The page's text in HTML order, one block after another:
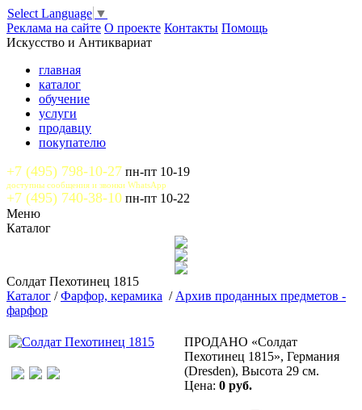
Select Language ▼
Реклама на сайте О проекте Контакты Помощь
Искусство и Антиквариат
главная
каталог
обучение
услуги
продавцу
покупателю
+7 (495) 798-10-27 пн-пт 10-19
доступны сообщения и звонки WhatsApp
+7 (495) 740-38-10 пн-пт 10-22
Меню
Каталог
Солдат Пехотинец 1815
Каталог /Фарфор, керамика / Архив проданных предметов -
фарфор
ПРОДАНО «Солдат
Пехотинец 1815», Германия
(Dresden), Высота 29 см.
Цена: 0 руб.